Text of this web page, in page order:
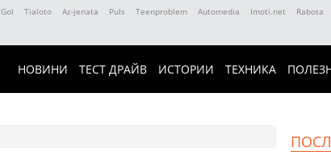
Gol Tialoto Az-jenata Puls Teenproblem Automedia Imoti.net Rabota
НОВИНИ ТЕСТ ДРАЙВ ИСТОРИИ ТЕХНИКА